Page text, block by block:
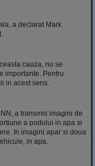
a declarat Mark
cauza, nu se
importante. Pentru
in acest sens.
a transmis imagini de
a podului in apa si
In imagini apar si doua
in apa.